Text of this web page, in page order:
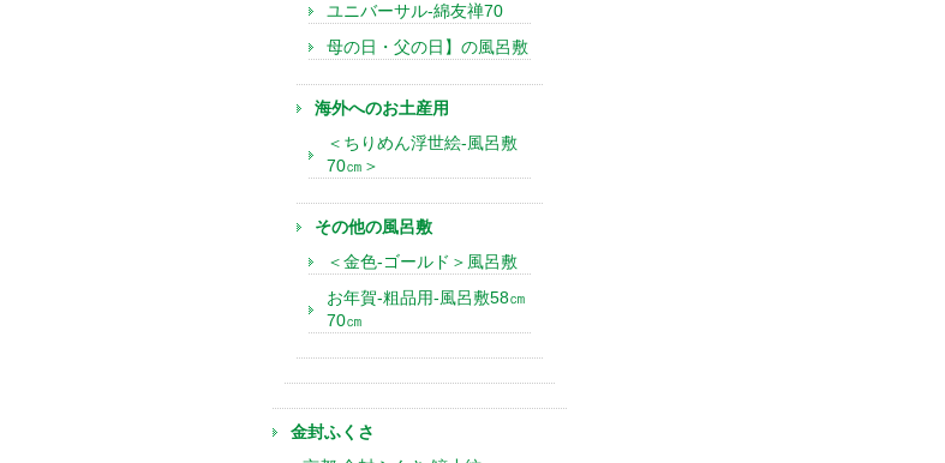
ユニバーサル-綿友禅70
母の日・父の日】の風呂敷
海外へのお土産用
＜ちりめん浮世絵-風呂敷
70㎝＞
その他の風呂敷
＜金色-ゴールド＞風呂敷
お年賀-粗品用-風呂敷58㎝
70㎝
金封ふくさ